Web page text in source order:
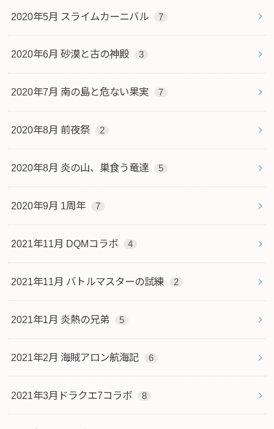
2020年5月 スライムカーニバル 7
2020年6月 砂漠と古の神殿 3
2020年7月 南の島と危ない果実 7
2020年8月 前夜祭 2
2020年8月 炎の山、巣食う竜達 5
2020年9月 1周年 7
2021年11月 DQMコラボ 4
2021年11月 バトルマスターの試練 2
2021年1月 炎熱の兄弟 5
2021年2月 海賊アロン航海記 6
2021年3月ドラクエ7コラボ 8